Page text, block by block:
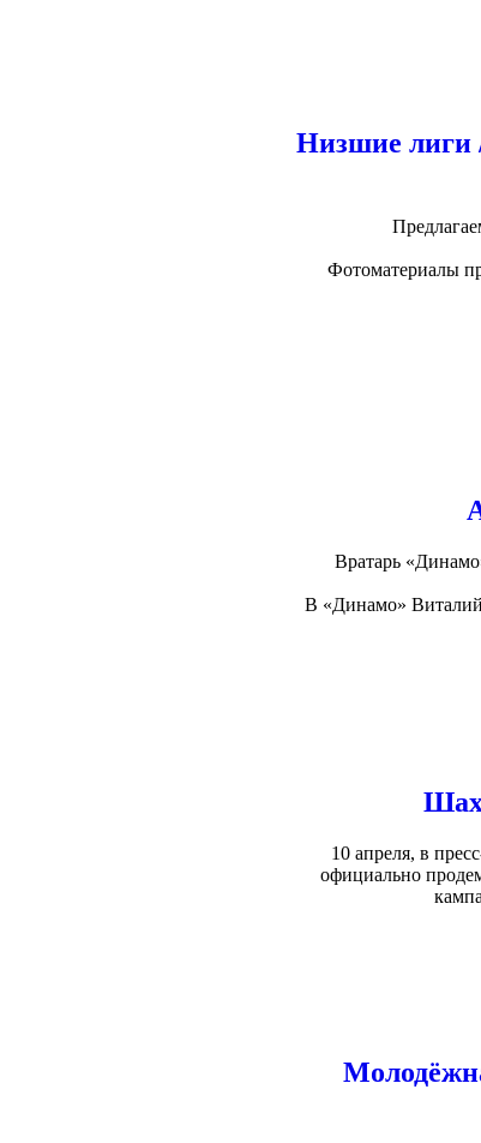
Низшие лиги
Фотоматериалы
Вратарь
В «Динамо» Виталий
10 апреля, в
официально